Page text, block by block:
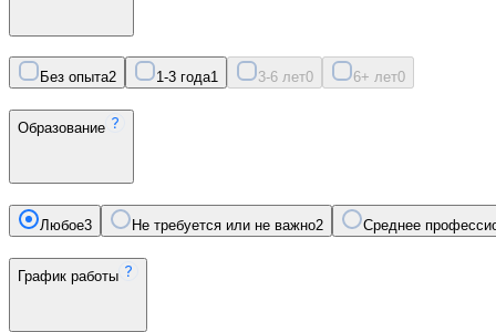
Без опыта2 1-3 года1 3-6 лет0 6+ лет0
Образование
Любое3 Не требуется или не важно2 Среднее
График работы